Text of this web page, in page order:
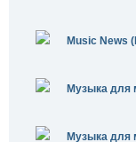
Music News
Музыка для
Музыка для